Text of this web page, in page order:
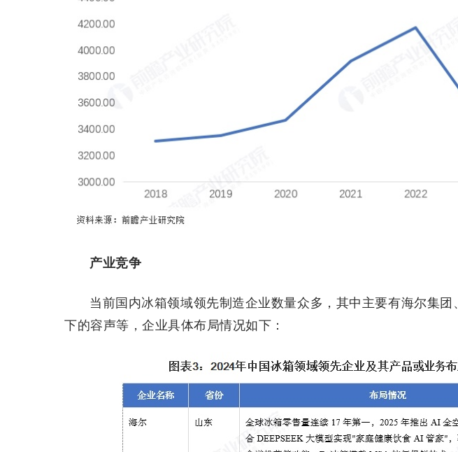
产业竞争
当前国内冰箱领域领先制造企业数量众多，其中主要有海尔集团、
下的容声等，企业具体布局情况如下：